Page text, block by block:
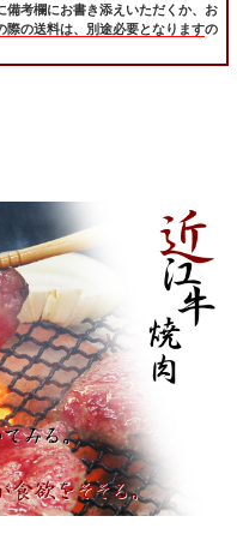
備考欄にお書き添えいただくか、お
際の送料は、別途必要となりますの